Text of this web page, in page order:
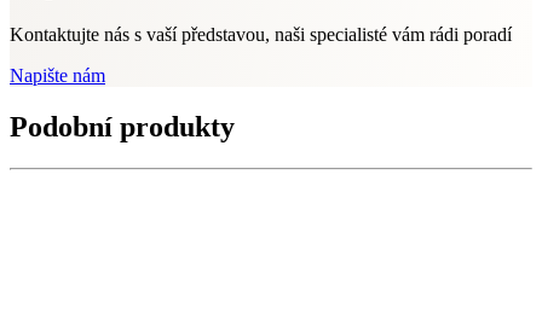
Kontaktujte nás s vaší představou, naši specialisté vám rádi poradí
Napište nám
Podobní produkty